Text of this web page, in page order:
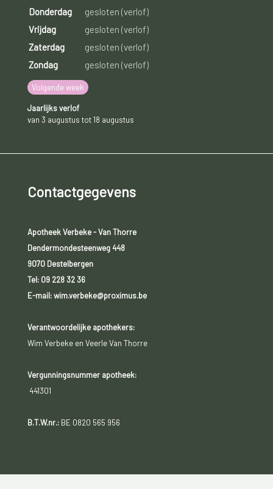
Donderdag
gesloten (verlof)
Vrijdag
gesloten (verlof)
Zaterdag
gesloten (verlof)
Zondag
gesloten (verlof)
Volgende week
Jaarlijks verlof
van 3 augustus tot 18 augustus
Contactgegevens
Apotheek Verbeke - Van Thorre
Dendermondesteenweg 448
9070 Destelbergen
Tel: 09 228 32 36
E-mail: wim.verbeke@proximus.be
Verantwoordelijke apothekers:
Wim Verbeke en Veerle Van Thorre
Vergunningsnummer apotheek:
441301
B.T.W.nr.:BE 0820 565 956